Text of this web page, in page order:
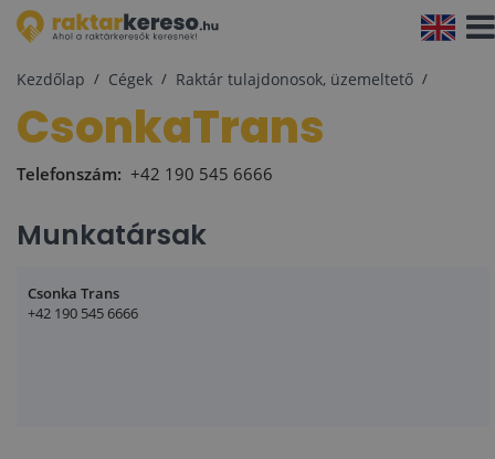
Kezdőlap Cégek Raktár tulajdonosok, üzemeltető
CsonkaTrans
Telefonszám: +42 190 545 6666
Munkatársak
Csonka Trans
+42 190 545 6666